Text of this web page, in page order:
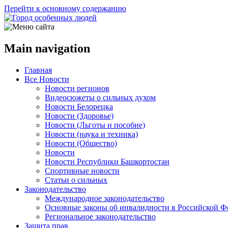
Перейти к основному содержанию
Main navigation
Главная
Все Новости
Новости регионов
Видеосюжеты о сильных духом
Новости Белорецка
Новости (Здоровье)
Новости (Льготы и пособие)
Новости (наука и техника)
Новости (Общество)
Новости
Новости Республики Башкортостан
Спортивные новости
Статьи о сильных
Законодательство
Международное законодательство
Основные законы об инвалидности в Российской
Региональное законодательство
Защита прав